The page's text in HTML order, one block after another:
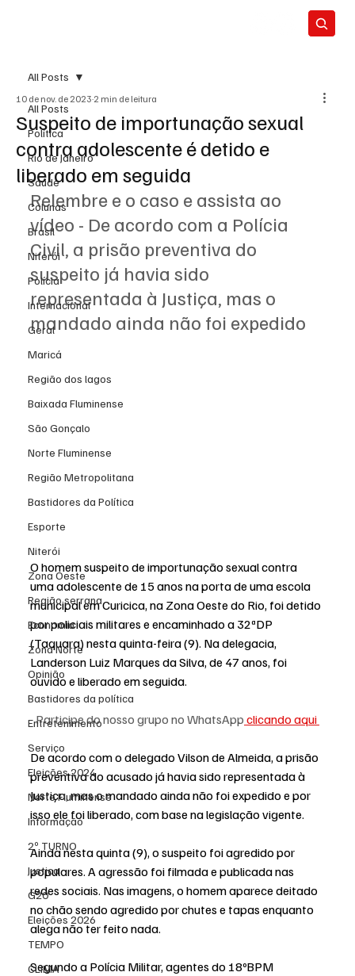
All Posts
Política
Rio de Janeiro
Saúde
Colunas
Brasil
Niterói
Polícia
Internacional
Geral
Maricá
Região dos lagos
Baixada Fluminense
São Gonçalo
Norte Fluminense
Região Metropolitana
Bastidores da Política
Esporte
Niterói
Zona Oeste
Região serrana
Economia
Zona Norte
Opinião
Bastidores da política
Entretenimento
Serviço
Eleições 2024
Norte Fluminense
Informação
2º TURNO
Justiça
G20
Eleições 2026
TEMPO
CLIMA
All Posts
Suspeito de importunação sexual
contra adolescente é detido e
liberado em seguida
10 de nov. de 2023 2 min de leitura
Relembre e o caso e assista ao
vídeo - De acordo com a Polícia
Civil, a prisão preventiva do
suspeito já havia sido
representada à Justiça, mas o
mandado ainda não foi expedido
O homem suspeito de importunação sexual contra
uma adolescente de 15 anos na porta de uma escola
municipal em Curicica, na Zona Oeste do Rio, foi detido
por policiais militares e encaminhado a 32ªDP
(Taquara) nesta quinta-feira (9). Na delegacia,
Landerson Luiz Marques da Silva, de 47 anos, foi
ouvido e liberado em seguida.
Participe do nosso grupo no WhatsApp clicando aqui
De acordo com o delegado Vilson de Almeida, a prisão
preventiva do acusado já havia sido representada à
Justiça, mas o mandado ainda não foi expedido e por
isso ele foi liberado, com base na legislação vigente.
Ainda nesta quinta (9), o suspeito foi agredido por
populares. A agressão foi filmada e publicada nas
redes sociais. Nas imagens, o homem aparece deitado
no chão sendo agredido por chutes e tapas enquanto
alega não ter feito nada.
Segundo a Polícia Militar, agentes do 18ºBPM